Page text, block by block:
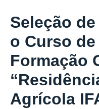
Seleção
o Curso
Formação
Agrícola